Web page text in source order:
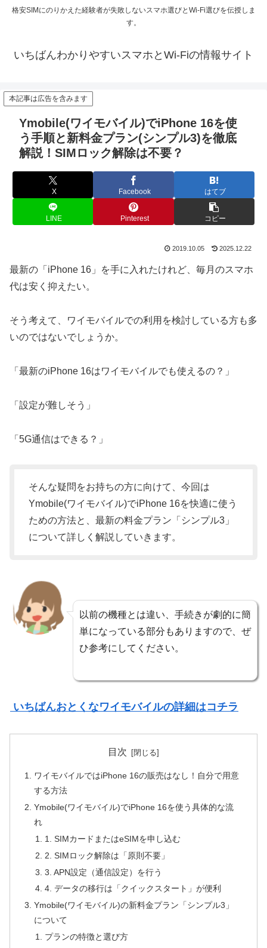
格安SIMにのりかえた経験者が失敗しないスマホ選びとWi-Fi選びを伝授しま
す。
いちばんわかりやすいスマホとWi-Fiの情報サイト
本記事は広告を含みます
Ymobile(ワイモバイル)でiPhone 16を使
う手順と新料金プラン(シンプル3)を徹底
解説！SIMロック解除は不要？
X Facebook はてブ
LINE Pinterest コピー
2019.10.05 2025.12.22
最新の「iPhone 16」を手に入れたけれど、毎月のスマホ
代は安く抑えたい。
そう考えて、ワイモバイルでの利用を検討している方も多
いのではないでしょうか。
「最新のiPhone 16はワイモバイルでも使えるの？」
「設定が難しそう」
「5G通信はできる？」
そんな疑問をお持ちの方に向けて、今回は
Ymobile(ワイモバイル)でiPhone 16を快適に使う
ための方法と、最新の料金プラン「シンプル3」
について詳しく解説していきます。
以前の機種とは違い、手続きが劇的に簡
単になっている部分もありますので、ぜ
ひ参考にしてください。
いちばんおとくなワイモバイルの詳細はコチラ
目次
ワイモバイルではiPhone 16の販売はなし！自分で用意
する方法
Ymobile(ワイモバイル)でiPhone 16を使う具体的な流
れ
1. SIMカードまたはeSIMを申し込む
2. SIMロック解除は「原則不要」
3. APN設定（通信設定）を行う
4. データの移行は「クイックスタート」が便利
Ymobile(ワイモバイル)の新料金プラン「シンプル3」
について
プランの特徴と選び方